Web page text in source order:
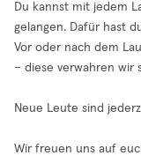
Du kannst mit jedem
gelangen. Dafür hast
Vor oder nach dem
– diese verwahren wir
Neue Leute sind
Wir freuen uns auf